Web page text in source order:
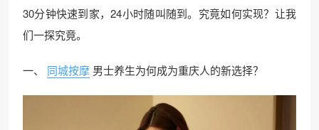
30分钟快速到家，24小时随叫随到。究竟如何实现？让我
们一探究竟。
一、 同城按摩 男士养生为何成为重庆人的新选择？